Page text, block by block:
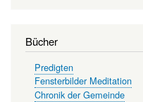
Bücher
Predigten
Fensterbilder Meditation
Chronik der Gemeinde